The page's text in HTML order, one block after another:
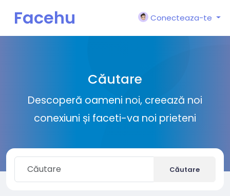
Facehu
Conecteaza-te
Căutare
Descoperă oameni noi, creează noi
conexiuni și faceti-va noi prieteni
Căutare